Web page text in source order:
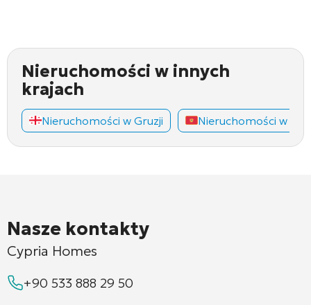
Nieruchomości w innych
krajach
Nieruchomości w Gruzji Nieruchomości w
Nasze kontakty
Cypria Homes
+90 533 888 29 50